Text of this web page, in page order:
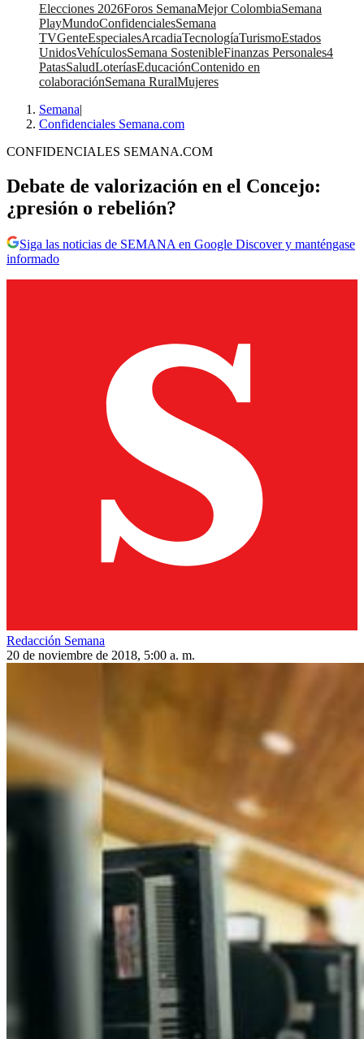
Elecciones 2026Foros SemanaMejor ColombiaSemana
PlayMundoConfidencialesSemana
TVGenteEspecialesArcadiaTecnologíaTurismoEstados
UnidosVehículosSemana SostenibleFinanzas Personales4
PatasSaludLoteríasEducaciónContenido en
colaboraciónSemana RuralMujeres
Semana|
Confidenciales Semana.com
CONFIDENCIALES SEMANA.COM
Debate de valorización en el Concejo:
¿presión o rebelión?
Siga las noticias de SEMANA en Google Discover y manténgase
informado
Redacción Semana
20 de noviembre de 2018, 5:00 a. m.